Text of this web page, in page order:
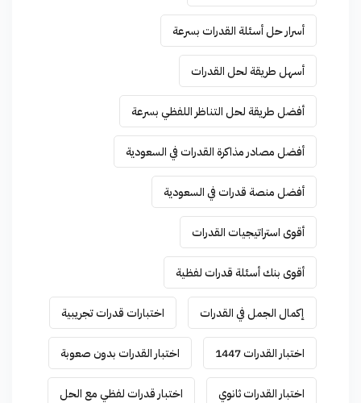
أسرار حل أسئلة القدرات بسرعة
أسهل طريقة لحل القدرات
أفضل طريقة لحل التناظر اللفظي بسرعة
أفضل مصادر مذاكرة القدرات في السعودية
أفضل منصة قدرات في السعودية
أقوى استراتيجيات القدرات
أقوى بنك أسئلة قدرات لفظية
إكمال الجمل في القدرات اختبارات قدرات تجريبية
اختبار القدرات 1447 اختبار القدرات بدون صعوبة
اختبار القدرات ثانوي اختبار قدرات لفظي مع الحل